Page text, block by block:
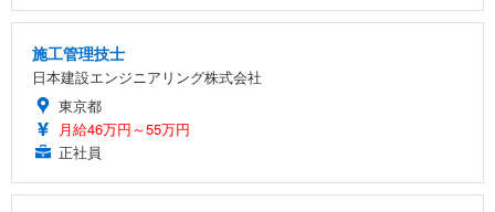
施工管理技士
日本建設エンジニアリング株式会社
東京都
月給46万円～55万円
正社員